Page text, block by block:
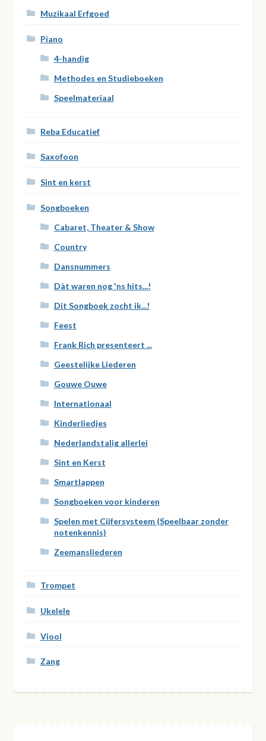
Muzikaal Erfgoed
Piano
4-handig
Methodes en Studieboeken
Speelmateriaal
Reba Educatief
Saxofoon
Sint en kerst
Songboeken
Cabaret, Theater & Show
Country
Dansnummers
Dàt waren nog 'ns hits...!
Dit Songboek zocht ik...!
Feest
Frank Rich presenteert ...
Geestelijke Liederen
Gouwe Ouwe
Internationaal
Kinderliedjes
Nederlandstalig allerlei
Sint en Kerst
Smartlappen
Songboeken voor kinderen
Spelen met Cijfersysteem (Speelbaar zonder
notenkennis)
Zeemansliederen
Trompet
Ukelele
Viool
Zang